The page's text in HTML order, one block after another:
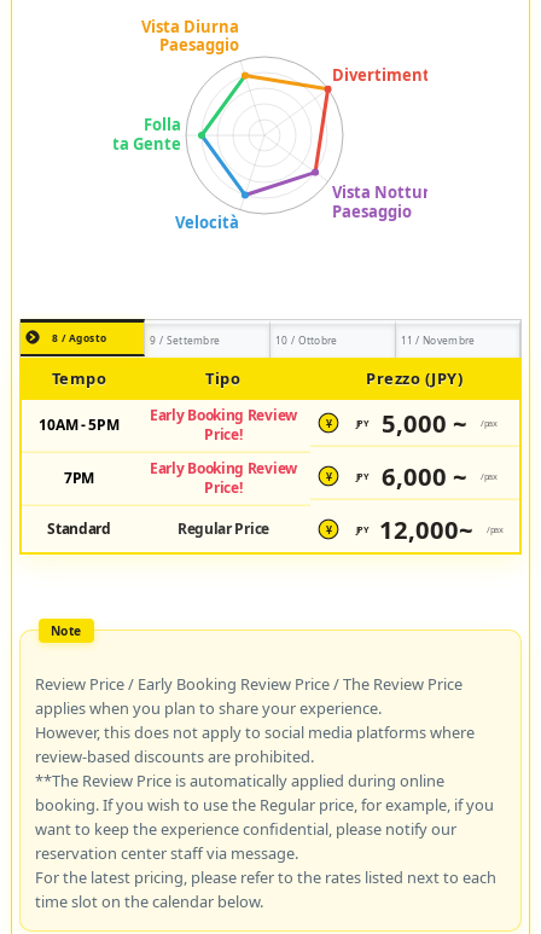
8 / Agosto 9 / Settembre 10 / Ottobre 11 / Novembre
Tempo Tipo Prezzo (JPY)
10AM - 5PM
Early Booking Review
Price!
¥ JPY 5,000 ~ /pax
7PM
Early Booking Review
Price!
¥ JPY 6,000 ~ /pax
Standard Regular Price ¥ JPY 12,000~ /pax
Review Price / Early Booking Review Price / The Review Price
applies when you plan to share your experience.
However, this does not apply to social media platforms where
review-based discounts are prohibited.
**The Review Price is automatically applied during online
booking. If you wish to use the Regular price, for example, if you
want to keep the experience confidential, please notify our
reservation center staff via message.
For the latest pricing, please refer to the rates listed next to each
time slot on the calendar below.